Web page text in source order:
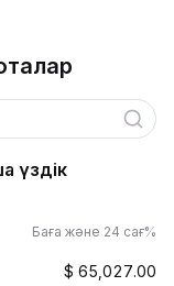
үздік
Баға және 24 сағ%
$ 65,027.00